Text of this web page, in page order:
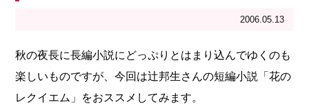
2006.05.13
秋の夜長に長編小説にどっぷりとはまり込んでゆくのも
楽しいものですが、今回は辻邦生さんの短編小説「花の
レクイエム」をおススメしてみます。